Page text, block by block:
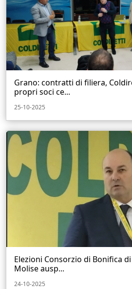
Grano: contratti di filiera,
propri soci ce...
25-10-2025
Elezioni Consorzio di Bonifica
Molise ausp...
24-10-2025